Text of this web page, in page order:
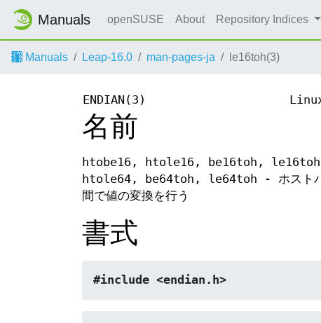
Manuals openSUSE About Repository Indices
Manuals Leap-16.0 man-pages-ja le16toh(3)
ENDIAN(3)
名前
htobe16, htole16, be16toh,
htole64, be64toh, le64toh - ホストバイ
間で値の変換を行う
書式
#include <endian.h>